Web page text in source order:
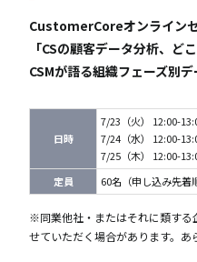
CustomerCoreオンライン
「CSの顧客データ分析、
CSMが語る組織フェーズ別デ
日時
7/23（火） 12:00-
7/24（水） 12:00-
7/25（木） 12:00-
定員
60名（申し込み先着
※同業他社・またはそれに類する
せていただく場合があります。あ